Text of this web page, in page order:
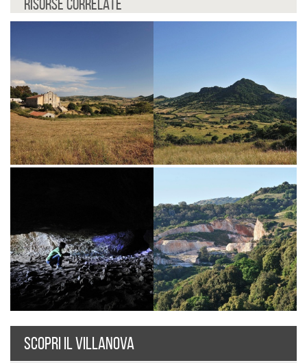
RISORSE CORRELATE
SCOPRI IL VILLANOVA